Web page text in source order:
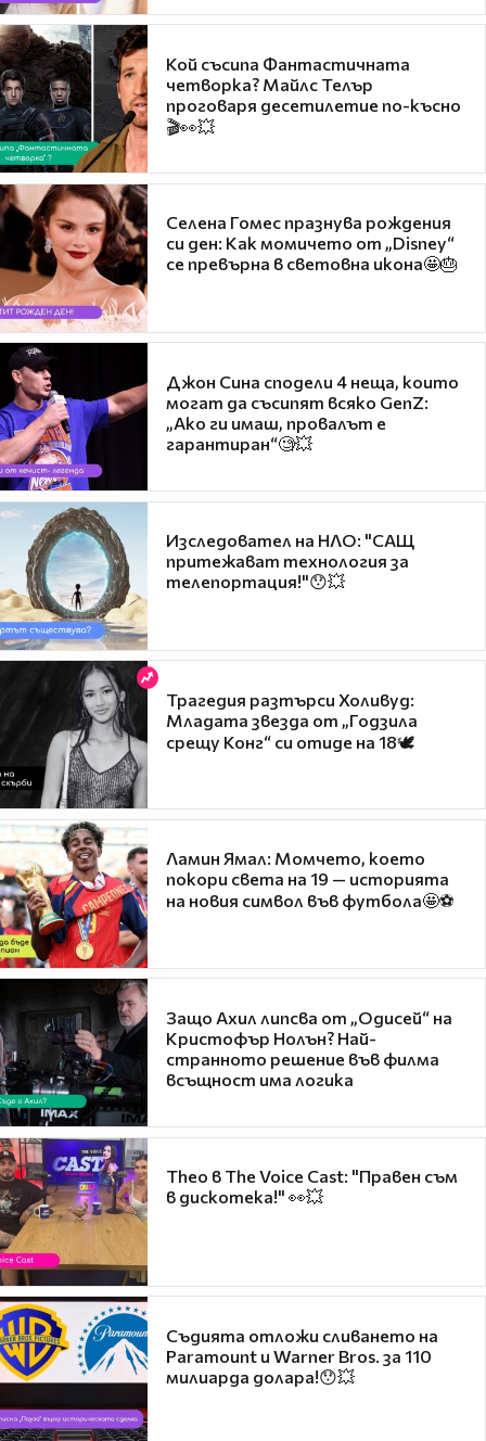
Кой съсипа Фантастичната
четворка? Майлс Телър
проговаря десетилетие по-късно
🎬👀💥
Селена Гомес празнува рождения
си ден: Как момичето от „Disney“
се превърна в световна икона🤩🎂
Джон Сина сподели 4 неща, които
могат да съсипят всяко GenZ:
„Ако ги имаш, провалът е
гарантиран“🧐💥
Изследовател на НЛО: "САЩ
притежават технология за
телепортация!"😯💥
Трагедия разтърси Холивуд:
Младата звезда от „Годзила
срещу Конг“ си отиде на 18🕊️
Ламин Ямал: Момчето, което
покори света на 19 — историята
на новия символ във футбола🤩⚽
Защо Ахил липсва от „Одисей“ на
Кристофър Нолън? Най-
странното решение във филма
всъщност има логика
Theo в The Voice Cast: "Правен съм
в дискотека!" 👀💥
Съдията отложи сливането на
Paramount и Warner Bros. за 110
милиарда долара!😯💥